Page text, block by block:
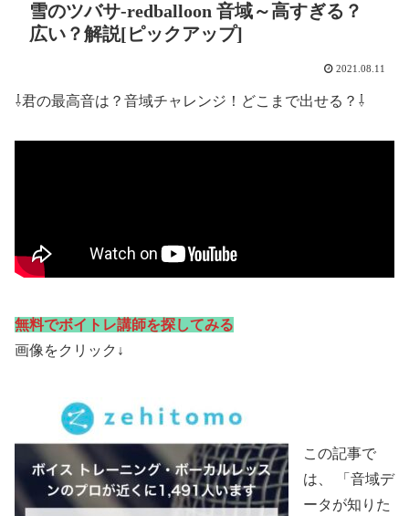
雪のツバサ-redballoon 音域～高すぎる？
広い？解説[ピックアップ]
2021.08.11
⇩君の最高音は？音域チャレンジ！どこまで出せる？⇩
無料でボイトレ講師を探してみる
画像をクリック↓
この記事で
は、 「音域デ
ータが知りた